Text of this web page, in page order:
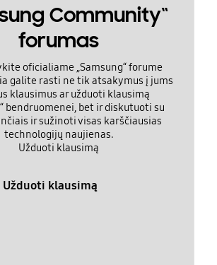
Community“
forumas
oficialiame „Samsung“ forume
galite rasti ne tik atsakymus į jums
klausimus ar užduoti klausimą
bendruomenei, bet ir diskutuoti su
ir sužinoti visas karščiausias
technologijų naujienas.
Užduoti klausimą
Užduoti klausimą